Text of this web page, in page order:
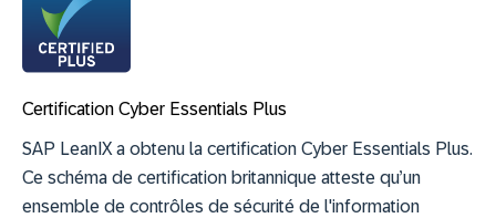
Certification Cyber Essentials Plus
SAP LeanIX a obtenu la certification Cyber Essentials Plus.
Ce schéma de certification britannique atteste qu’un
ensemble de contrôles de sécurité de l'information